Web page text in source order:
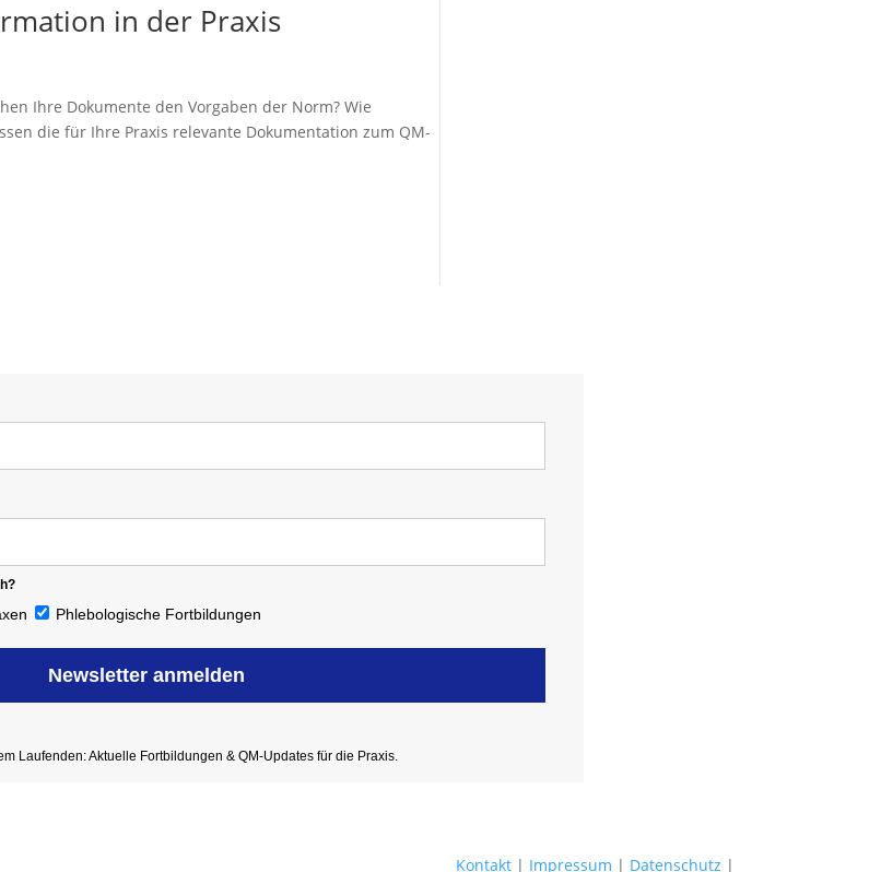
in der Praxis
Ihre Dokumente den Vorgaben der Norm? Wie
die für Ihre Praxis relevante Dokumentation zum QM-
Phlebologische Fortbildungen
Newsletter anmelden
Laufenden: Aktuelle Fortbildungen & QM-Updates für die Praxis.
Kontakt| Impressum | Datenschutz |